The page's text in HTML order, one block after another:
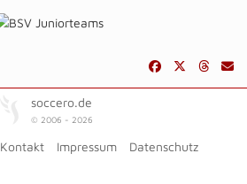
soccero.de
© 2006 - 2026
Kontakt Impressum Datenschutz